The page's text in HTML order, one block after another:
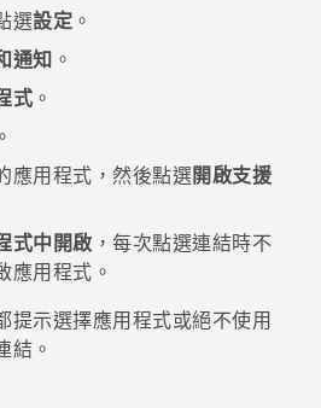
選設定 。
通知 。
式 。
。
應用程式，然後點選開啟支援
式中開啟 ，每次點選連結時不
應用程式。
提示選擇應用程式或絕不使用
結。